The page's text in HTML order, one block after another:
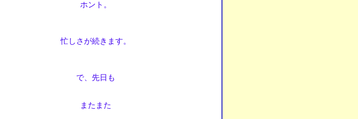
ホント。
忙しさが続きます。
で、先日も
またまた